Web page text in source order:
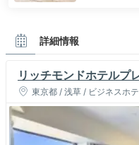
詳細情報
リッチモンドホテルプ
東京都 / 浅草 / ビジネスホ